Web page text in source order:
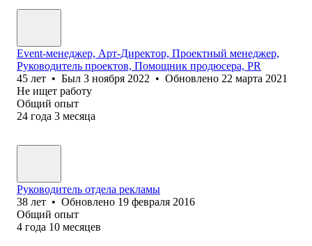
Event-менеджер, Арт-Директор, Проектный менеджер,
Руководитель проектов, Помощник продюсера, PR
45 лет • Был 3 ноября 2022 • Обновлено 22 марта 2021
Не ищет работу
Общий опыт
24 года 3 месяца
Руководитель отдела рекламы
38 лет • Обновлено 19 февраля 2016
Общий опыт
4 года 10 месяцев